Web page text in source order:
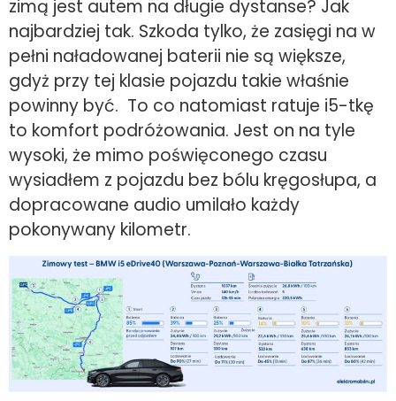
zimą jest autem na długie dystanse? Jak
najbardziej tak. Szkoda tylko, że zasięgi na w
pełni naładowanej baterii nie są większe,
gdyż przy tej klasie pojazdu takie właśnie
powinny być. To co natomiast ratuje i5-tkę
to komfort podróżowania. Jest on na tyle
wysoki, że mimo poświęconego czasu
wysiadłem z pojazdu bez bólu kręgosłupa, a
dopracowane audio umilało każdy
pokonywany kilometr.